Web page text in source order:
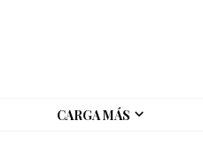
CARGA MÁS